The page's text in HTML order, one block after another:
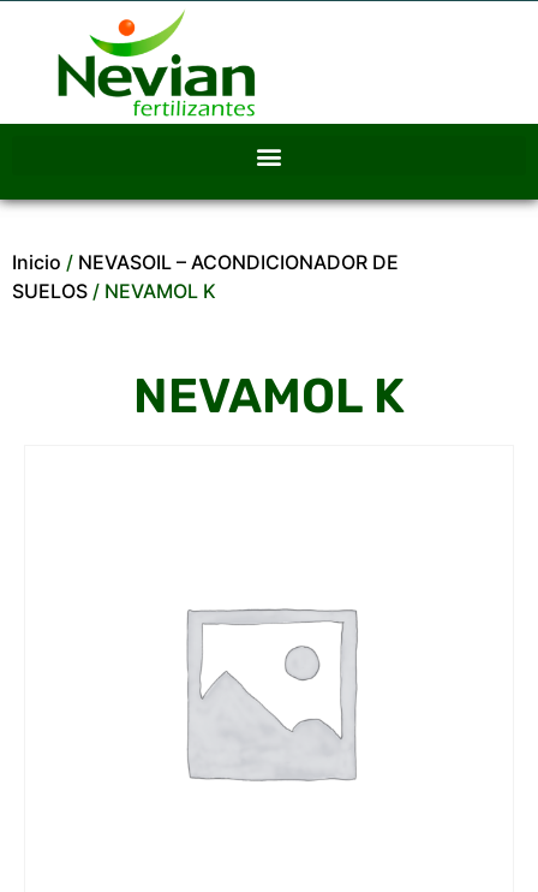
Inicio / NEVASOIL – ACONDICIONADOR DE
SUELOS / NEVAMOL K
NEVAMOL K